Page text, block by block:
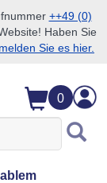
++49 (0)
Haben Sie
Sie es hier.
0